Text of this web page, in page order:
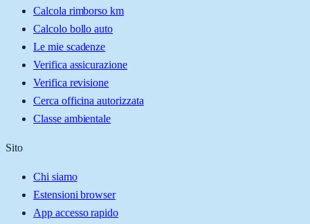
Calcola rimborso km
Calcolo bollo auto
Le mie scadenze
Verifica assicurazione
Verifica revisione
Cerca officina autorizzata
Classe ambientale
Sito
Chi siamo
Estensioni browser
App accesso rapido